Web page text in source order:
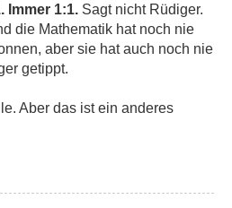
Immer 1:1. Sagt nicht Rüdiger.
die Mathematik hat noch nie
aber sie hat auch noch nie
getippt.
Aber das ist ein anderes